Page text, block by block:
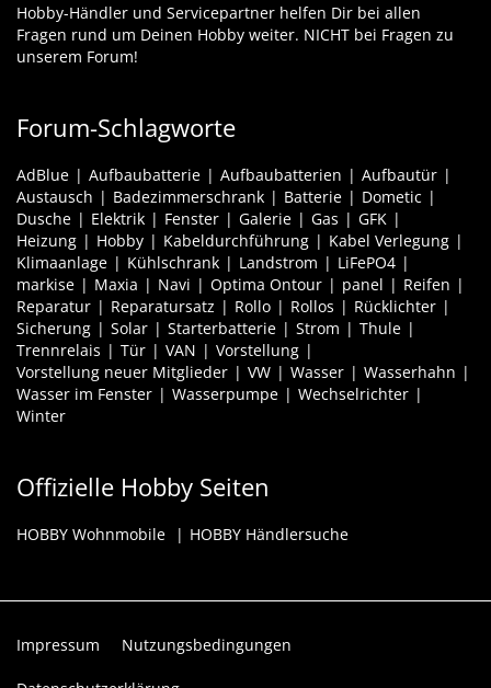
Hobby-Händler und Servicepartner helfen Dir bei allen
Fragen rund um Deinen Hobby weiter. NICHT bei Fragen zu
unserem Forum!
Forum-Schlagworte
AdBlue Aufbaubatterie Aufbaubatterien
Aufbautür
Austausch
Badezimmerschrank Batterie
Dometic
Dusche
Elektrik Fenster Galerie Gas
GFK
Heizung
Hobby Kabeldurchführung
Kabel Verlegung
Klimaanlage
Kühlschrank Landstrom
LiFePO4
markise
Maxia Navi Optima Ontour panel
Reifen
Reparatur
Reparatursatz Rollo Rollos
Rücklichter
Sicherung
Solar Starterbatterie Strom
Thule
Trennrelais
Tür VAN
Vorstellung
Vorstellung neuer Mitglieder
VW Wasser
Wasserhahn
Wasser im Fenster
Wasserpumpe
Wechselrichter
Winter
Offizielle Hobby Seiten
HOBBY Wohnmobile HOBBY Händlersuche
Impressum Nutzungsbedingungen